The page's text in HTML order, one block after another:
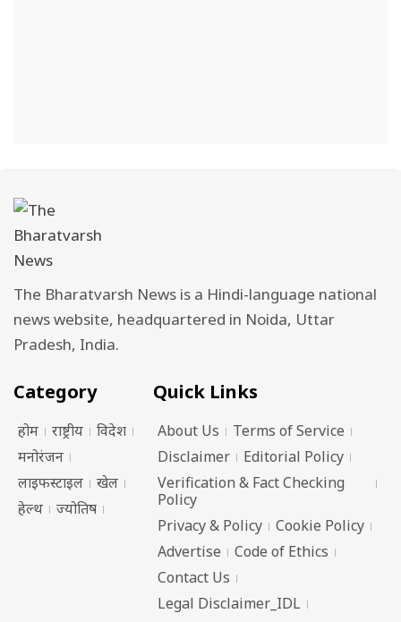
The Bharatvarsh News is a Hindi-language national
news website, headquartered in Noida, Uttar
Pradesh, India.
Category
होम राष्ट्रीय
विदेश
मनोरंजन
लाइफस्टाइल
खेल
हेल्थ
ज्योतिष
Quick Links
About Us
Terms of Service
Disclaimer
Editorial Policy
Verification & Fact Checking
Policy
Privacy & Policy
Cookie Policy
Advertise
Code of Ethics
Contact Us
Legal Disclaimer_IDL